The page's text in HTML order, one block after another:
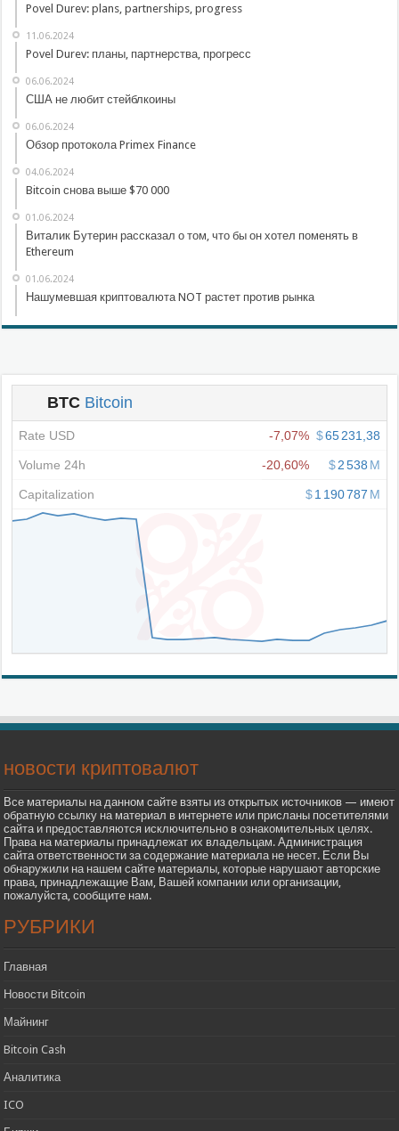
Povel Durev: plans, partnerships, progress
11.06.2024
Povel Durev: планы, партнерства, прогресс
06.06.2024
США не любит стейблкоины
06.06.2024
Обзор протокола Primex Finance
04.06.2024
Bitcoin снова выше $70 000
01.06.2024
Виталик Бутерин рассказал о том, что бы он хотел поменять в
Ethereum
01.06.2024
Нашумевшая криптовалюта NOT растет против рынка
новости криптовалют
Все материалы на данном сайте взяты из открытых источников — имеют
обратную ссылку на материал в интернете или присланы посетителями
сайта и предоставляются исключительно в ознакомительных целях.
Права на материалы принадлежат их владельцам. Администрация
сайта ответственности за содержание материала не несет. Если Вы
обнаружили на нашем сайте материалы, которые нарушают авторские
права, принадлежащие Вам, Вашей компании или организации,
пожалуйста, сообщите нам.
РУБРИКИ
Главная
Новости Bitcoin
Майнинг
Bitcoin Cash
Аналитика
ICO